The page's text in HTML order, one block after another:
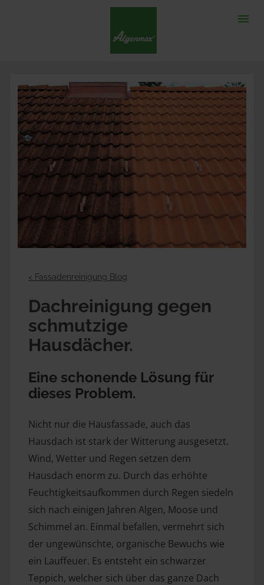
< Fassadenreinigung Blog
Dachreinigung gegen
schmutzige
Hausdächer.
Eine schonende Lösung für
dieses Problem.
Nicht nur die Hausfassade, auch das
Hausdach ist stark der Witterung ausgesetzt.
Wind, Wetter und Regen setzen dem
Hausdach enorm zu. Durch das erhöhte
Feuchtigkeitsaufkommen durch Regen siedeln
sich nach einigen Jahren Algen, Moose und
Schimmel an. Einmal befallen, vermehrt sich
der ungewünschte, organische Bewuchs wie
ein Lauffeuer. Es entsteht ein schwarzer
Teppich, welcher sich über das ganze Dach